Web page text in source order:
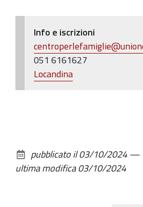
Info e iscrizioni
051 6161627
Locandina
documento
pubblicato il03/10/2024—
ultima modifica03/10/2024